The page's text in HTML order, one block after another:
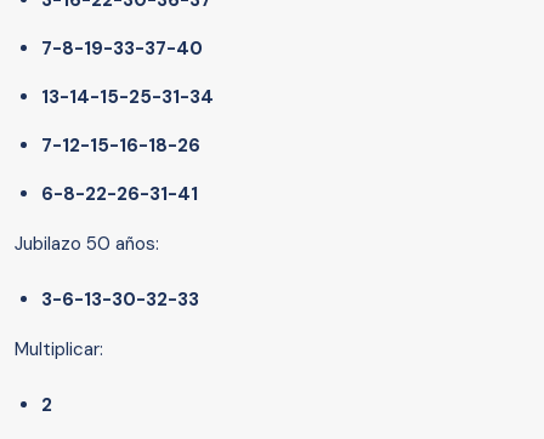
7-8-19-33-37-40
13-14-15-25-31-34
7-12-15-16-18-26
6-8-22-26-31-41
Jubilazo 50 años:
3-6-13-30-32-33
Multiplicar:
2